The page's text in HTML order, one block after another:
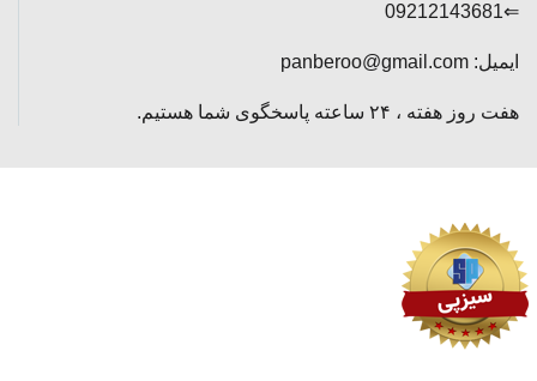
⇐09212143681
ایمیل: panberoo@gmail.com
هفت روز هفته ، ۲۴ ساعته پاسخگوی شما هستیم.